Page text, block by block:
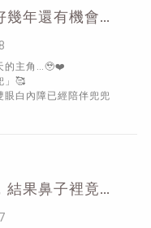
幾年還有機會重
的主角…🥹❤️
」🥰
眼白內障已經陪伴兜兜
結果鼻子裡竟然